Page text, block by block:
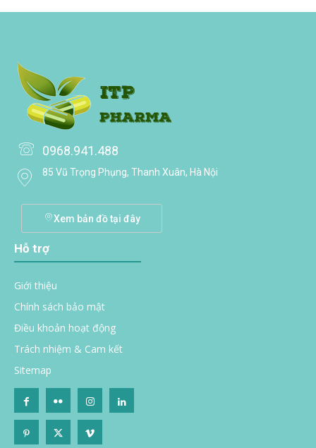
0968.941.488
85 Vũ Trọng Phụng, Thanh Xuân, Hà Nội
Xem bản đồ tại đây
Hỗ trợ
Giới thiệu
Chính sách bảo mật
Điều khoản hoạt động
Trách nhiệm & Cam kết
Sitemap